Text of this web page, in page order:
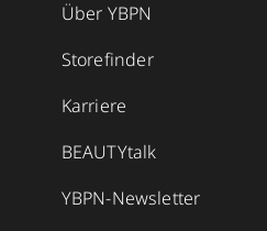
Über YBPN
Storefinder
Karriere
BEAUTYtalk
YBPN-Newsletter